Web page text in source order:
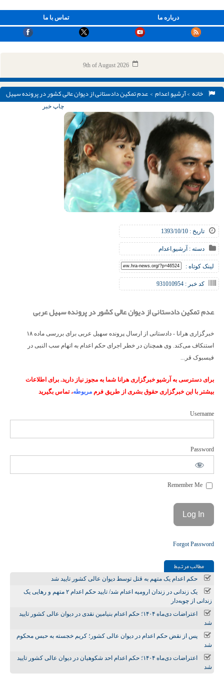
تماس با ما درباره ما
9th of August 2026
خانه >آرشیو,اعدام> عدم تمکین دادستانی از دیوان عالی کشور در پرونده سهیل
تاریخ : 1393/10/10
دسته : آرشیو,اعدام
لینک کوتاه :
کد خبر : 931010954
چاپ خبر
عدم تمکین دادستانی از دیوان عالی کشور در پرونده سهیل عربی
خبرگزاری هرانا - دادستانی از ارسال پرونده سهیل عربی برای بررسی ماده ۱۸
استنکاف می‌کند. وی همچنان در خطر اجرای حکم اعدام به اتهام سب النبی در
فیسبوک قر...
برای دسترسی به آرشیو خبرگزاری هرانا شما به مجوز نیاز دارید. برای اطلاعات
بیشتر با این خبرگزاری حقوق بشری از طریق فرم مربوطه، تماس بگیرید
Username
Password
Forgot Password
مطالب مرتـبط
حکم اعدام یک متهم به قتل توسط دیوان عالی کشور تایید شد
یک زندانی در زندان ارومیه اعدام شد/ تایید حکم اعدام ۲ متهم و رهایی یک
زندانی از چوبه‌دار
اعتراضات دی‌ماه ۱۴۰۴؛ حکم اعدام بنیامین نقدی در دیوان عالی کشور تایید
شد
پس از نقض حکم اعدام در دیوان عالی کشور؛ کریم خجسته به حبس محکوم
شد
اعتراضات دی‌ماه ۱۴۰۴؛ حکم اعدام احد شکوهیان در دیوان عالی کشور تایید
شد